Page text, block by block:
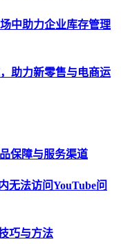
中助力企业库存管理
助力新零售与电商运
保障与服务渠道
无法访问YouTube问
巧与方法